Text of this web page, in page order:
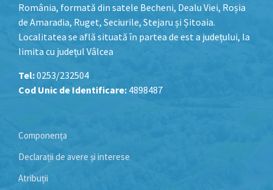
România, formată din satele Becheni, Dealu Viei, Roșia
de Amaradia, Ruget, Seciurile, Stejaru și Șitoaia.
Localitatea se află situată în partea de est a județului, la
limita cu județul Vâlcea
Tel:0253/232504
Cod Unic de Identificare: 4898487
Componența
Declarații de avere și interese
Atribuții